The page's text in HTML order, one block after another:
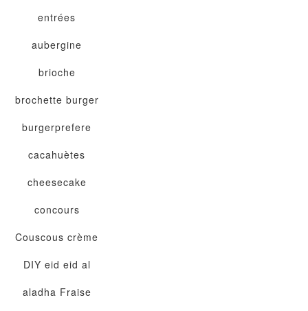
entrées
aubergine
brioche
brochette burger
burgerprefere
cacahuètes
cheesecake
concours
Couscous crème
DIY eid eid al
aladha Fraise